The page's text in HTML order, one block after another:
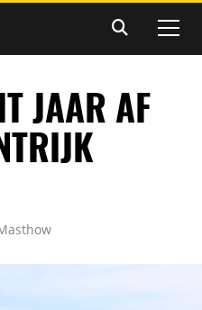
JAAR AF